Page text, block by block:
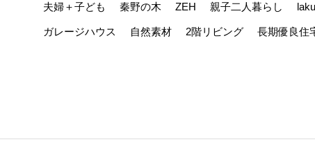
夫婦＋子ども 秦野の木 ZEH 親子二人暮らし
ガレージハウス 自然素材 2階リビング 長期優良住